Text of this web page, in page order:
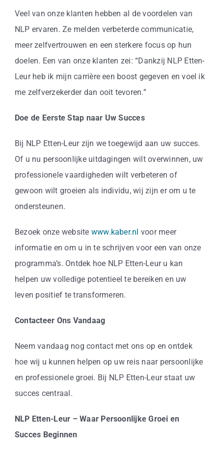
Veel van onze klanten hebben al de voordelen van
NLP ervaren. Ze melden verbeterde communicatie,
meer zelfvertrouwen en een sterkere focus op hun
doelen. Een van onze klanten zei: “Dankzij NLP Etten-
Leur heb ik mijn carrière een boost gegeven en voel ik
me zelfverzekerder dan ooit tevoren.”
Doe de Eerste Stap naar Uw Succes
Bij NLP Etten-Leur zijn we toegewijd aan uw succes.
Of u nu persoonlijke uitdagingen wilt overwinnen, uw
professionele vaardigheden wilt verbeteren of
gewoon wilt groeien als individu, wij zijn er om u te
ondersteunen.
Bezoek onze website www.kaber.nl voor meer
informatie en om u in te schrijven voor een van onze
programma’s. Ontdek hoe NLP Etten-Leur u kan
helpen uw volledige potentieel te bereiken en uw
leven positief te transformeren.
Contacteer Ons Vandaag
Neem vandaag nog contact met ons op en ontdek
hoe wij u kunnen helpen op uw reis naar persoonlijke
en professionele groei. Bij NLP Etten-Leur staat uw
succes centraal.
NLP Etten-Leur – Waar Persoonlijke Groei en
Succes Beginnen